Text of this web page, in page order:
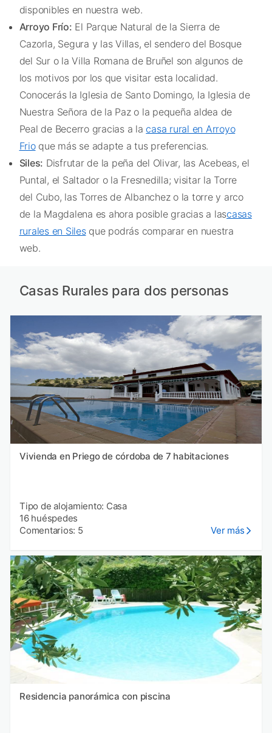
disponibles en nuestra web.
Arroyo Frío: El Parque Natural de la Sierra de
Cazorla, Segura y las Villas, el sendero del Bosque
del Sur o la Villa Romana de Bruñel son algunos de
los motivos por los que visitar esta localidad.
Conocerás la Iglesia de Santo Domingo, la Iglesia de
Nuestra Señora de la Paz o la pequeña aldea de
Peal de Becerro gracias a la casa rural en Arroyo
Frioque más se adapte a tus preferencias.
Siles: Disfrutar de la peña del Olivar, las Acebeas, el
Puntal, el Saltador o la Fresnedilla; visitar la Torre
del Cubo, las Torres de Albanchez o la torre y arco
de la Magdalena es ahora posible gracias a lascasas
rurales en Silesque podrás comparar en nuestra
web.
Casas Rurales para dos personas
Vivienda en Priego de córdoba de 7 habitaciones
Tipo de alojamiento: Casa
16 huéspedes
Comentarios: 5
Ver más
Residencia panorámica con piscina